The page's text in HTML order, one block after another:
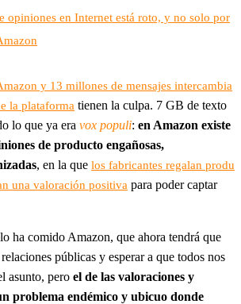
opiniones en Internet está roto, y no solo por
y 13 millones de mensajes intercambia
la plataforma tienen la culpa. 7 GB de texto
lo que ya era vox populi: en Amazon existe
de producto engañosas,
, en la que los fabricantes regalan produ
una valoración positiva para poder captar
ha comido Amazon, que ahora tendrá que
públicas y esperar a que todos nos
asunto, pero el de las valoraciones y
problema endémico y ubicuo donde